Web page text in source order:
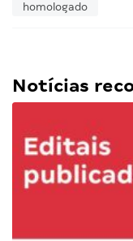
homologado
Notícias